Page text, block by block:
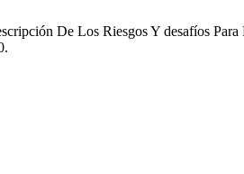
De Los Riesgos Y desafíos